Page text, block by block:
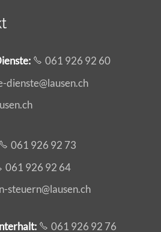
:
061 926 92 60
-d nst l s nch
s nch
061 926 92 73
061 926 92 64
n-st rn l s nch
061 926 92 76